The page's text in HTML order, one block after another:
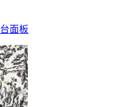
台面板